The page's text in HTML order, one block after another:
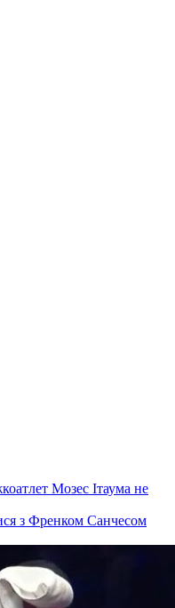
з Френком Санчесом